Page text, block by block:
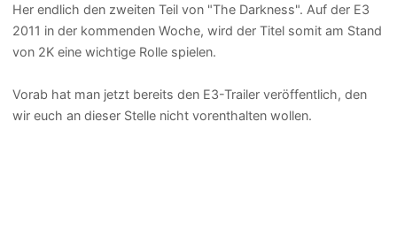
Her endlich den zweiten Teil von "The Darkness". Auf der E3
2011 in der kommenden Woche, wird der Titel somit am Stand
von 2K eine wichtige Rolle spielen.
Vorab hat man jetzt bereits den E3-Trailer veröffentlich, den
wir euch an dieser Stelle nicht vorenthalten wollen.